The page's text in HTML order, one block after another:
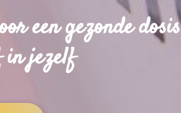
een gezonde dosis
in jezelf